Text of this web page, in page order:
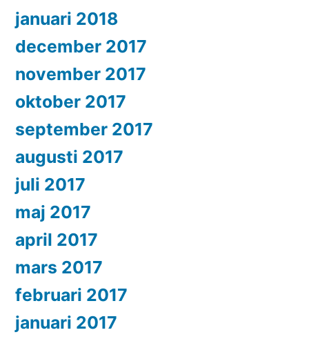
januari 2018
december 2017
november 2017
oktober 2017
september 2017
augusti 2017
juli 2017
maj 2017
april 2017
mars 2017
februari 2017
januari 2017